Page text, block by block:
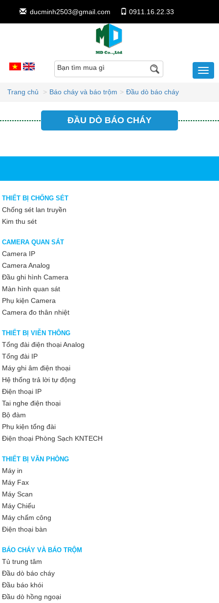
ducminh2503@gmail.com 0911.16.22.33
Bạn tìm mua gì
Trang chủ Báo cháy và báo trộm Đầu dò báo cháy
ĐẦU DÒ BÁO CHÁY
THIẾT BỊ CHỐNG SÉT
Chống sét lan truyền
Kim thu sét
CAMERA QUAN SÁT
Camera IP
Camera Analog
Đầu ghi hình Camera
Màn hình quan sát
Phụ kiện Camera
Camera đo thân nhiệt
THIẾT BỊ VIỄN THÔNG
Tổng đài điện thoại Analog
Tổng đài IP
Máy ghi âm điện thoại
Hệ thống trả lời tự động
Điện thoại IP
Tai nghe điện thoại
Bộ đàm
Phụ kiện tổng đài
Điện thoại Phòng Sạch KNTECH
THIẾT BỊ VĂN PHÒNG
Máy in
Máy Fax
Máy Scan
Máy Chiếu
Máy chấm công
Điện thoại bàn
BÁO CHÁY VÀ BÁO TRỘM
Tủ trung tâm
Đầu dò báo cháy
Đầu báo khói
Đầu dò hồng ngoại